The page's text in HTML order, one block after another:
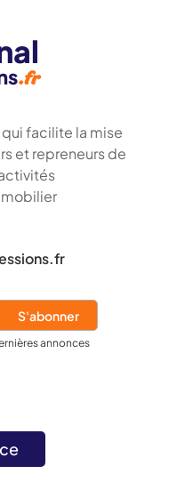
.fr
facilite la mise
et repreneurs de
annonces